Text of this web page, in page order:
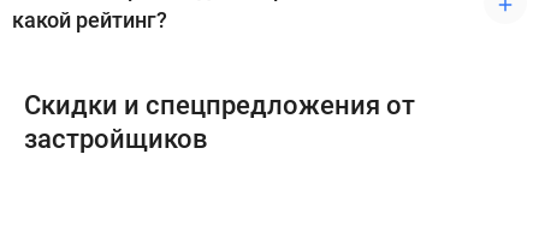
какой рейтинг?
Скидки и спецпредложения от
застройщиков